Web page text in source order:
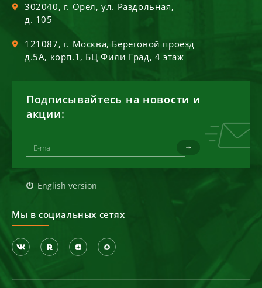
302040, г. Орел,ул. Раздольная,
д. 105
121087, г. Москва, Береговой проезд
д.5А, корп.1, БЦ Фили Град, 4 этаж
Подписывайтесь на новости и
акции:
English version
Мы в социальных сетях